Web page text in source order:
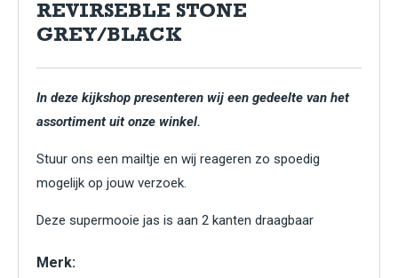
REVIRSEBLE STONE
GREY/BLACK
In deze kijkshop presenteren wij een gedeelte van het
assortiment uit onze winkel.
Stuur ons een mailtje en wij reageren zo spoedig
mogelijk op jouw verzoek.
Deze supermooie jas is aan 2 kanten draagbaar
Merk: